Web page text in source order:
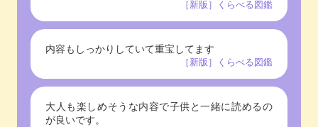
［新版］くらべる図鑑
内容もしっかりしていて重宝してます
［新版］くらべる図鑑
大人も楽しめそうな内容で子供と一緒に読めるの
が良いです。